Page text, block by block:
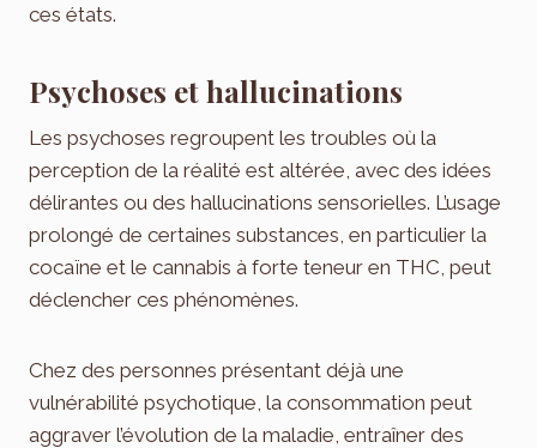
ces états.
Psychoses et hallucinations
Les psychoses regroupent les troubles où la
perception de la réalité est altérée, avec des idées
délirantes ou des hallucinations sensorielles. L’usage
prolongé de certaines substances, en particulier la
cocaïne et le cannabis à forte teneur en THC, peut
déclencher ces phénomènes.
Chez des personnes présentant déjà une
vulnérabilité psychotique, la consommation peut
aggraver l’évolution de la maladie, entraîner des